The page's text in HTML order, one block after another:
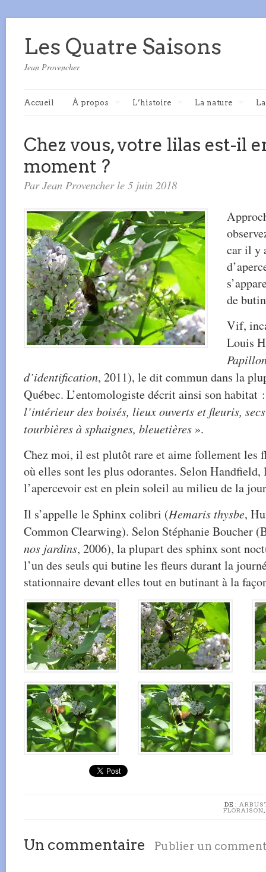
Les Quatre Saisons
Jean Provencher
Accueil À propos L’histoire La nature
Chez vous, votre lilas est-il
moment ?
Par Jean Provencher le 5 juin 2018
car il y
de
Vif,
Louis
d’identification, 2011), le dit commun dans la
Québec. L’entomologiste décrit ainsi son habitat
l’intérieur des boisés, lieux ouverts et fleuris,
tourbières à sphaignes, bleuetières ».
Chez moi, il est plutôt rare et aime follement les
où elles sont les plus odorantes. Selon
l’apercevoir est en plein soleil au milieu de la
Il s’appelle le Sphinx colibri (Hemaris thysbe,
Common Clearwing). Selon Stéphanie Boucher
nos jardins, 2006), la plupart des sphinx sont
l’un des seuls qui butine les fleurs durant la
stationnaire devant elles tout en butinant à la
DE :
FLORAISON,
Un commentaire Publier un